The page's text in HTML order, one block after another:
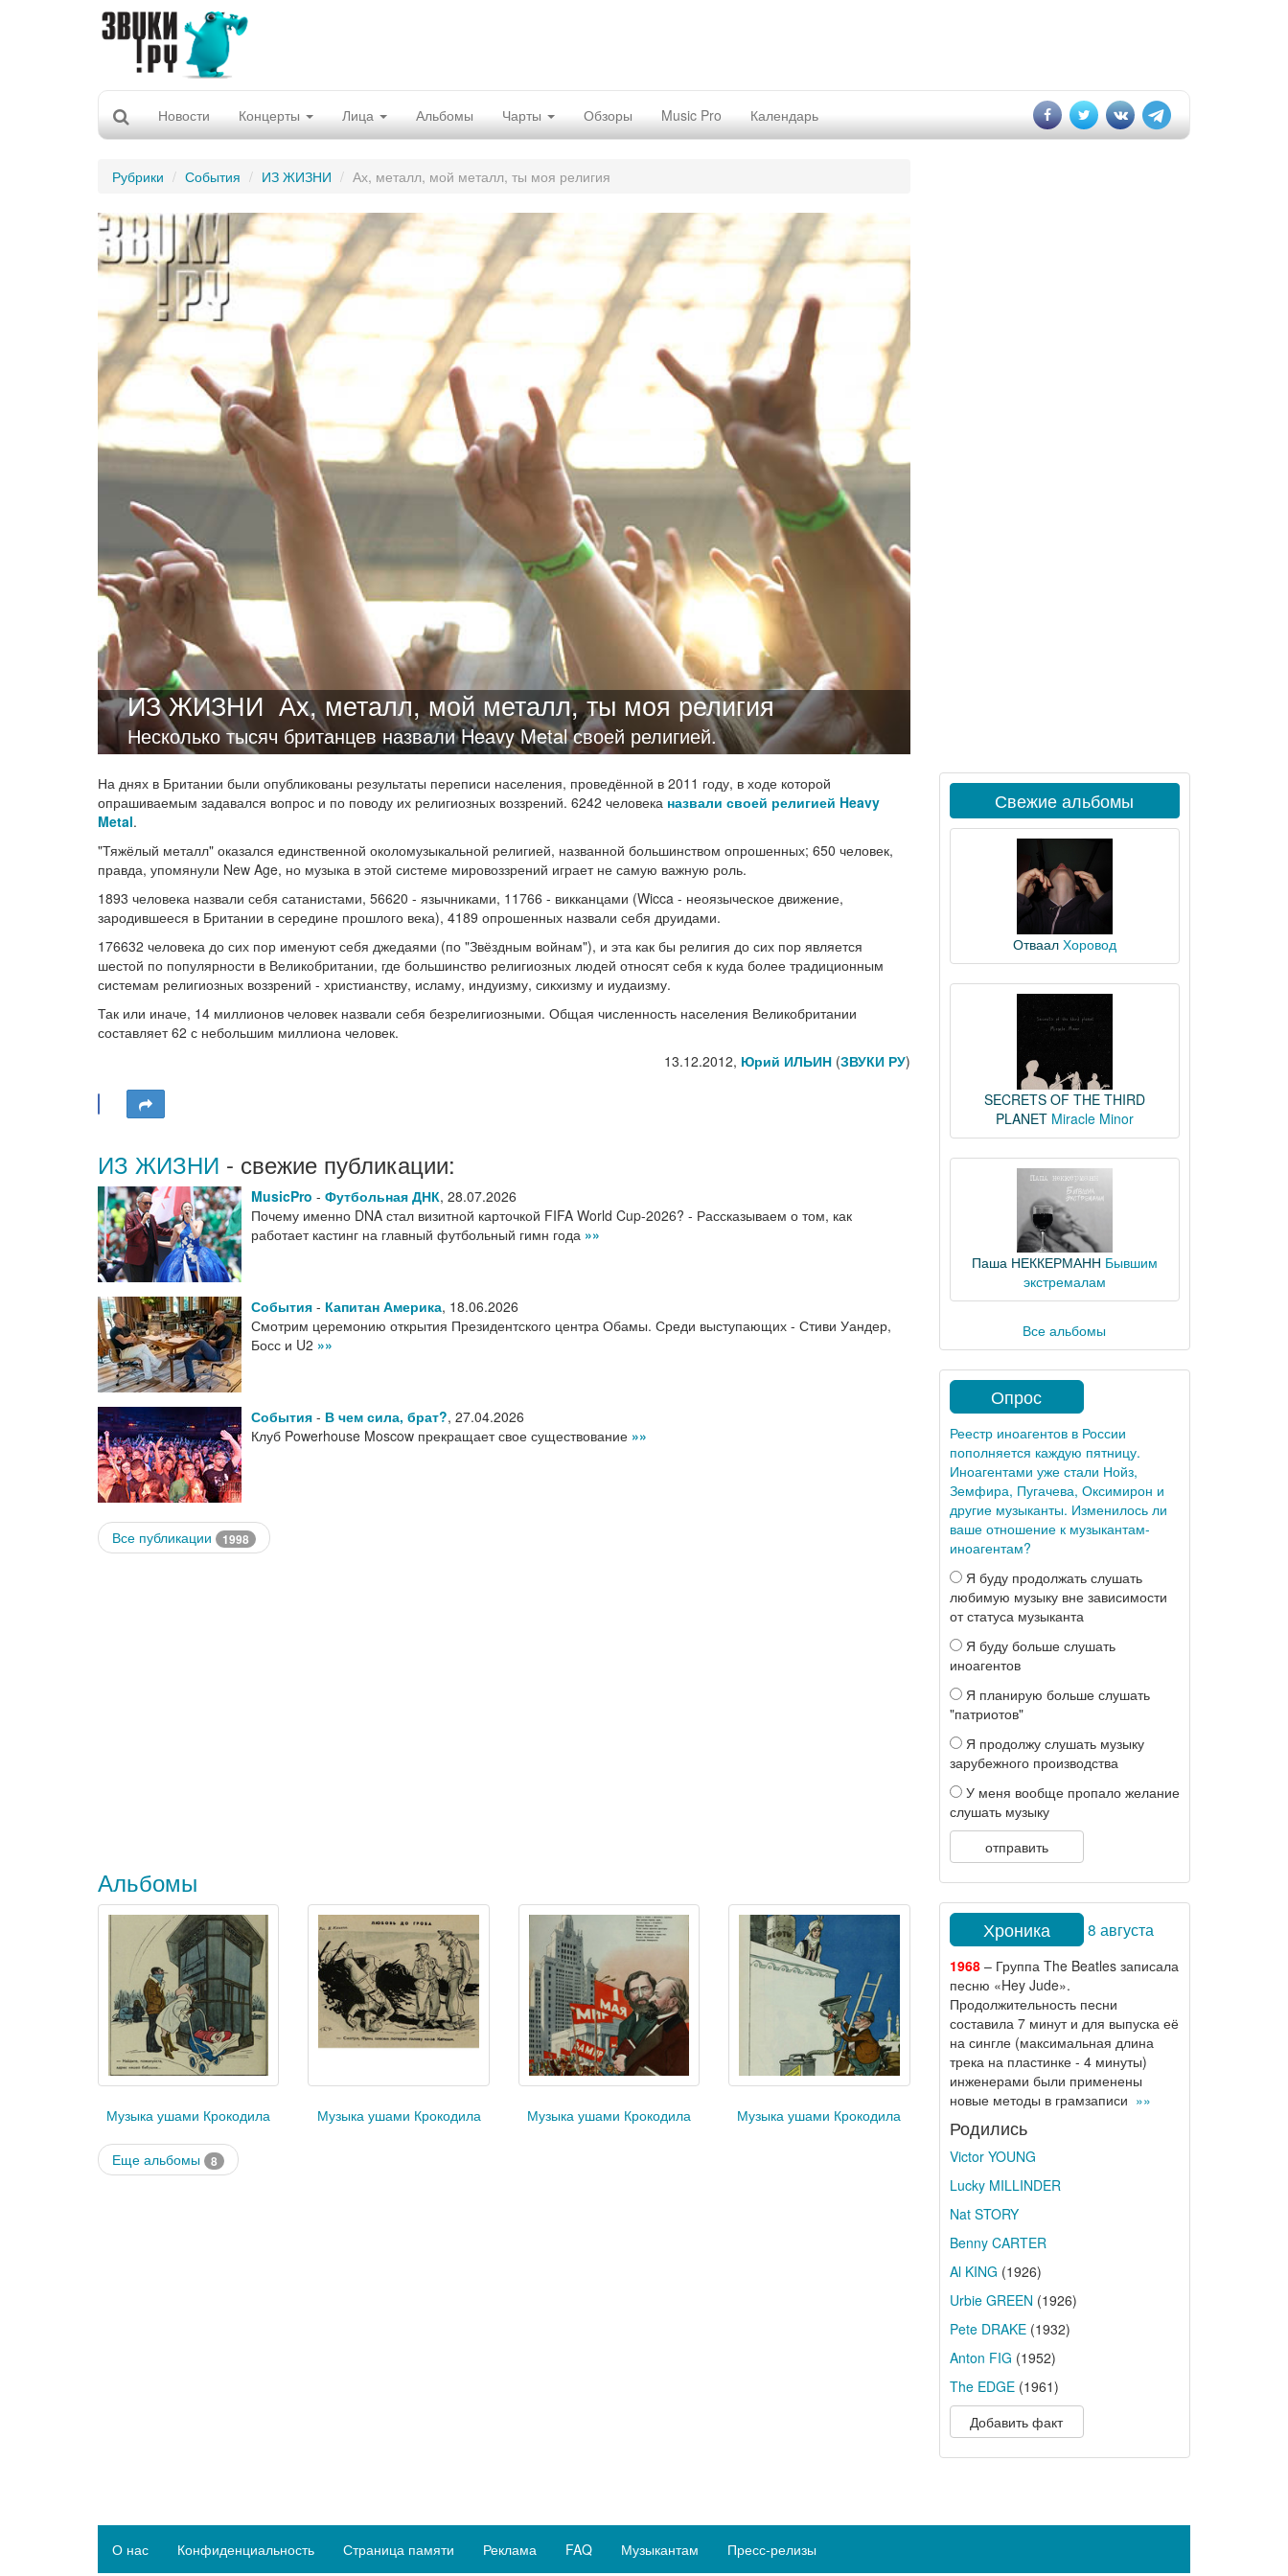
Новости Концерты Лица Альбомы Чарты Обзоры Music Pro Календарь
Рубрики События ИЗ ЖИЗНИ Ах, металл, мой металл, ты моя религия
ИЗ ЖИЗНИ Ах, металл, мой металл, ты моя религия
Несколько тысяч британцев назвали Heavy Metal своей религией.
На днях в Британии были опубликованы результаты переписи населения, проведённой в 2011 году, в ходе которой
опрашиваемым задавался вопрос и по поводу их религиозных воззрений. 6242 человека назвали своей религией Heavy
Metal.
"Тяжёлый металл" оказался единственной околомузыкальной религией, названной большинством опрошенных; 650 человек,
правда, упомянули New Age, но музыка в этой системе мировоззрений играет не самую важную роль.
1893 человека назвали себя сатанистами, 56620 - язычниками, 11766 - викканцами (Wicca - неоязыческое движение,
зародившееся в Британии в середине прошлого века), 4189 опрошенных назвали себя друидами.
176632 человека до сих пор именуют себя джедаями (по "Звёздным войнам"), и эта как бы религия до сих пор является
шестой по популярности в Великобритании, где большинство религиозных людей относят себя к куда более традиционным
системам религиозных воззрений - христианству, исламу, индуизму, сикхизму и иудаизму.
Так или иначе, 14 миллионов человек назвали себя безрелигиозными. Общая численность населения Великобритании
составляет 62 с небольшим миллиона человек.
13.12.2012, Юрий ИЛЬИН(ЗВУКИ РУ)
ИЗ ЖИЗНИ - свежие публикации:
MusicPro - Футбольная ДНК, 28.07.2026
Почему именно DNA стал визитной карточкой FIFA World Cup-2026? - Рассказываем о том, как
работает кастинг на главный футбольный гимн года »»
События - Капитан Америка, 18.06.2026
Смотрим церемонию открытия Президентского центра Обамы. Среди выступающих - Стиви Уандер,
Босс и U2 »»
События - В чем сила, брат?, 27.04.2026
Клуб Powerhouse Moscow прекращает свое существование »»
Все публикации 1998
Альбомы
Музыка ушами Крокодила Музыка ушами Крокодила Музыка ушами Крокодила Музыка ушами Крокодила
Еще альбомы 8
Свежие альбомы
Отваал Хоровод
SECRETS OF THE THIRD
PLANET Miracle Minor
Паша НЕККЕРМАНН Бывшим
экстремалам
Все альбомы
Опрос
Реестр иноагентов в России
пополняется каждую пятницу.
Иноагентами уже стали Нойз,
Земфира, Пугачева, Оксимирон и
другие музыканты. Изменилось ли
ваше отношение к музыкантам-
иноагентам?
Я буду продолжать слушать
любимую музыку вне зависимости
от статуса музыканта
Я буду больше слушать
иноагентов
Я планирую больше слушать
"патриотов"
Я продолжу слушать музыку
зарубежного производства
У меня вообще пропало желание
слушать музыку
отправить
Хроника 8 августа
1968– Группа The Beatles записала
песню «Hey Jude».
Продолжительность песни
составила 7 минут и для выпуска её
на сингле (максимальная длина
трека на пластинке - 4 минуты)
инженерами были применены
новые методы в грамзаписи »»
Родились
Victor YOUNG
Lucky MILLINDER
Nat STORY
Benny CARTER
Al KING (1926)
Urbie GREEN (1926)
Pete DRAKE(1932)
Anton FIG (1952)
The EDGE(1961)
Добавить факт
О нас Конфиденциальность Страница памяти Реклама FAQ Музыкантам Пресс-релизы